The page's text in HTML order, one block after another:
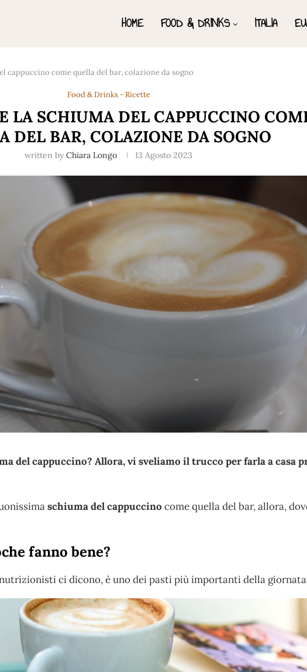
HOME FOOD & DRINKS ITALIA
cappuccino come quella del bar, colazione da sogno
Food & Drinks - Ricette
LA SCHIUMA DEL CAPPUCCINO
DEL BAR, COLAZIONE DA SOGNO
written byChiara Longo 13 Agosto 2023
del cappuccino? Allora, vi sveliamo il trucco per farla a casa
schiuma del cappuccino come quella del bar, allora,
fanno bene?
ci dicono, è uno dei pasti più importanti della